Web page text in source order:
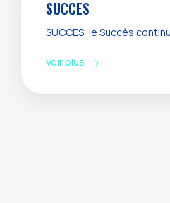
SUCCES
SUCCES, le Succès
Voir plus